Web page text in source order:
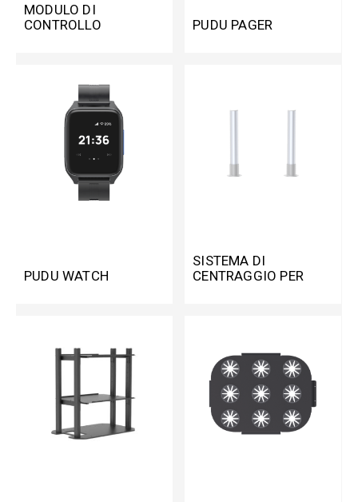
MODULO DI
CONTROLLO
PUDU PAGER
PUDU WATCH
SISTEMA DI
CENTRAGGIO PER